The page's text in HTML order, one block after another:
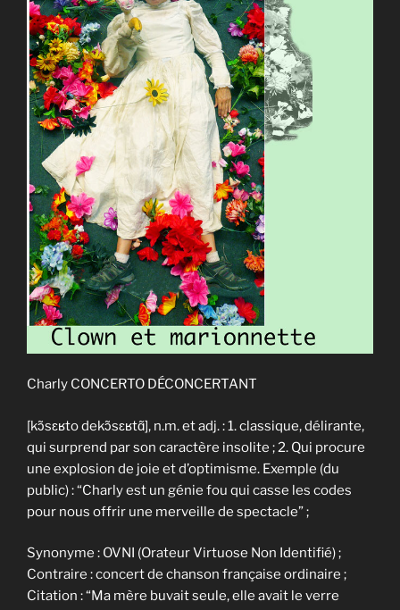
Charly CONCERTO DÉCONCERTANT
[kɔ̃sɛʁto dekɔ̃sɛʁtɑ̃], n.m. et adj. : 1. classique, délirante,
qui surprend par son caractère insolite ; 2. Qui procure
une explosion de joie et d’optimisme. Exemple (du
public) : “Charly est un génie fou qui casse les codes
pour nous offrir une merveille de spectacle” ;
Synonyme : OVNI (Orateur Virtuose Non Identifié) ;
Contraire : concert de chanson française ordinaire ;
Citation : “Ma mère buvait seule, elle avait le verre